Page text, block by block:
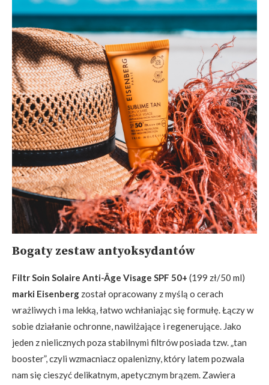
Bogaty zestaw antyoksydantów
Filtr Soin Solaire Anti-Âge Visage SPF 50+ (199 zł/50 ml)
marki Eisenberg został opracowany z myślą o cerach
wrażliwych i ma lekką, łatwo wchłaniając się formułę. Łączy w
sobie działanie ochronne, nawilżające i regenerujące. Jako
jeden z nielicznych poza stabilnymi filtrów posiada tzw. „tan
booster”, czyli wzmacniacz opalenizny, który latem pozwala
nam się cieszyć delikatnym, apetycznym brązem. Zawiera